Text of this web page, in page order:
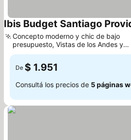
Ibis Budget Santiago
Concepto moderno y chic de bajo
presupuesto, Vistas de los Andes y
Sky Costanera
De $ 1.951
Consultá los precios de 5 páginas